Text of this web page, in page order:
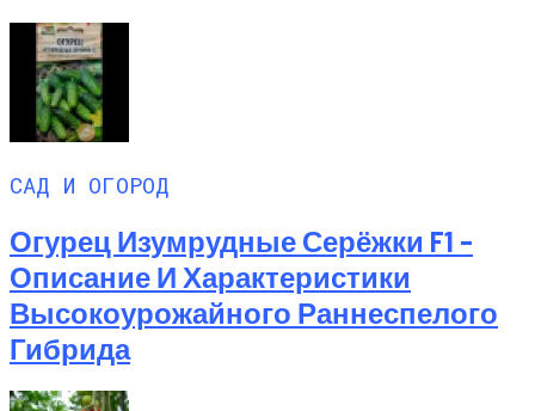
САД И ОГОРОД
Огурец Изумрудные Серёжки F1 –
Описание И Характеристики
Высокоурожайного Раннеспелого
Гибрида